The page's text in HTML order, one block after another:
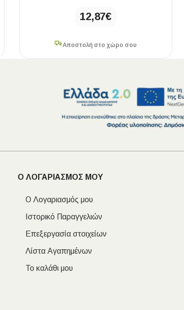
12,87€
Αποστολή στο χώρο σου
Ο ΛΟΓΑΡΙΑΣΜΟΣ ΜΟΥ
Ο Λογαριασμός μου
Ιστορικό Παραγγελιών
Επεξεργασία στοιχείων
Λίστα Αγαπημένων
Το καλάθι μου